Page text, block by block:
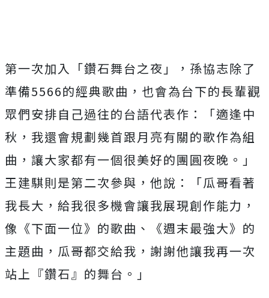
第一次加入「鑽石舞台之夜」，孫協志除了
準備5566的經典歌曲，也會為台下的長輩觀
眾們安排自己過往的台語代表作：「適逢中
秋，我還會規劃幾首跟月亮有關的歌作為組
曲，讓大家都有一個很美好的團圓夜晚。」
王建騏則是第二次參與，他說：「瓜哥看著
我長大，給我很多機會讓我展現創作能力，
像《下面一位》的歌曲、《週末最強大》的
主題曲，瓜哥都交給我，謝謝他讓我再一次
站上『鑽石』的舞台。」